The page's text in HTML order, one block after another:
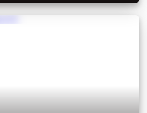
do pobrania przez luncher gry.